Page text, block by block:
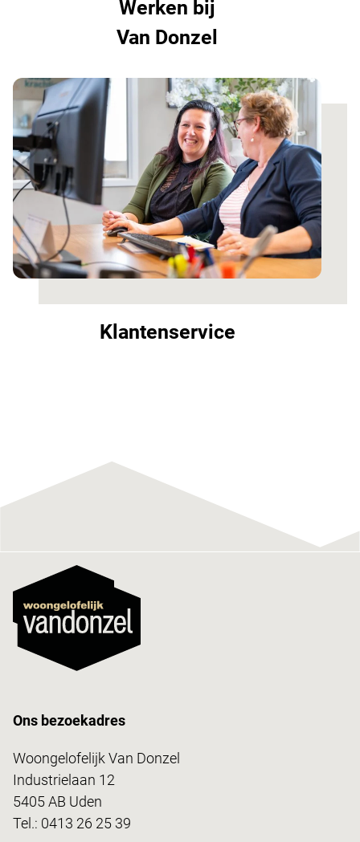
Werken bij
Van Donzel
Klantenservice
Ons bezoekadres
Woongelofelijk Van Donzel
Industrielaan 12
5405 AB Uden
Tel.: 0413 26 25 39